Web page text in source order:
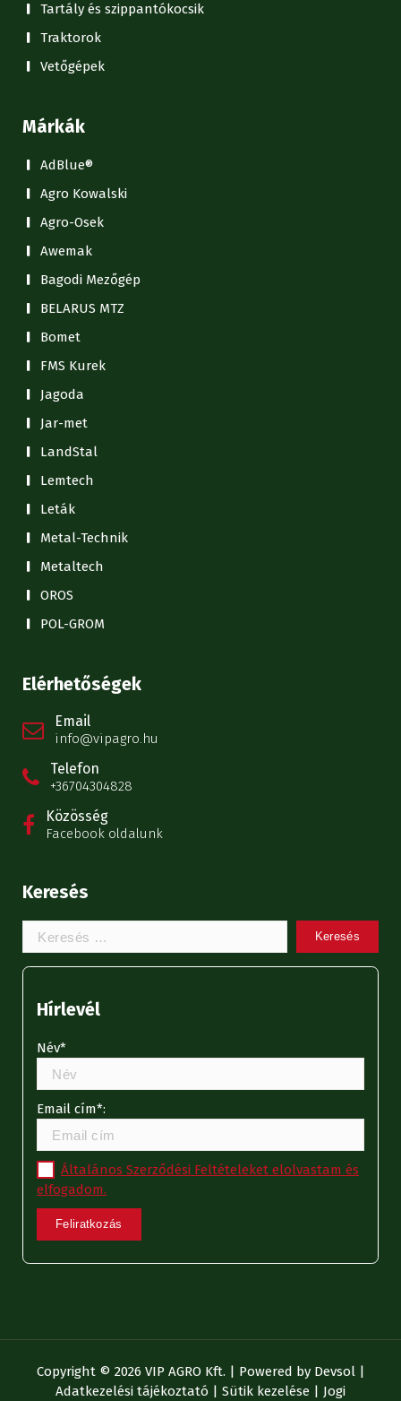
Tartály és szippantókocsik
Traktorok
Vetőgépek
Márkák
AdBlue®
Agro Kowalski
Agro-Osek
Awemak
Bagodi Mezőgép
BELARUS MTZ
Bomet
FMS Kurek
Jagoda
Jar-met
LandStal
Lemtech
Leták
Metal-Technik
Metaltech
OROS
POL-GROM
Elérhetőségek
Email
info@vipagro.hu
Telefon
+36704304828
Közösség
Facebook oldalunk
Keresés
Keresem:
Hírlevél
Név*
Email cím*:
Általános Szerződési Feltételeket elolvastam és
elfogadom.
Copyright © 2026 VIP AGRO Kft. | Powered by Devsol|
Adatkezelési tájékoztató | Sütik kezelése | Jogi